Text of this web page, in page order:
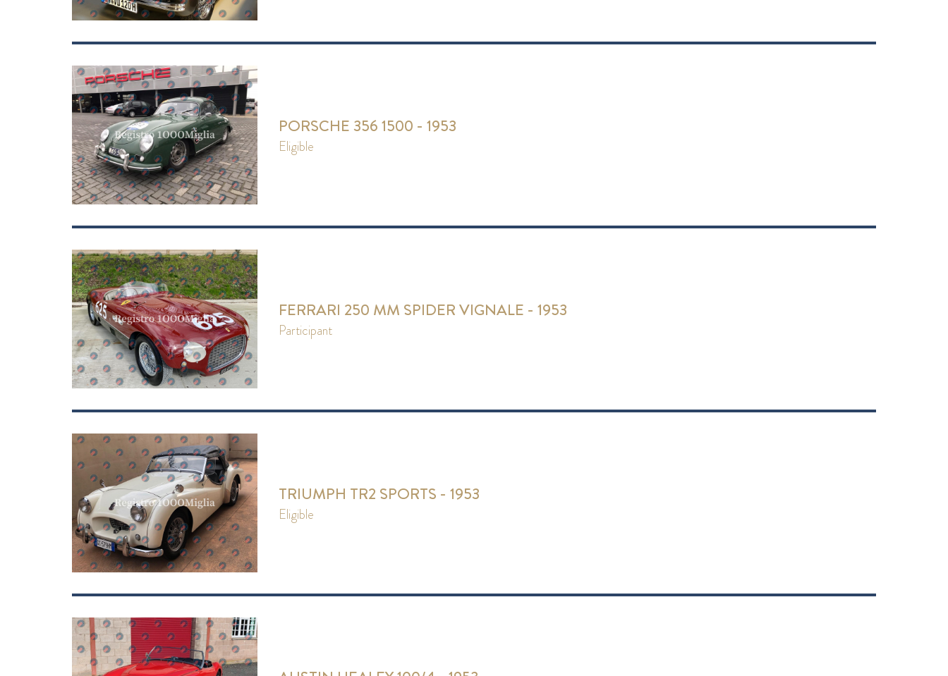
PORSCHE 356 1500 - 1953
eligible
FERRARI 250 MM SPIDER VIGNALE - 1953
participant
TRIUMPH TR2 SPORTS - 1953
eligible